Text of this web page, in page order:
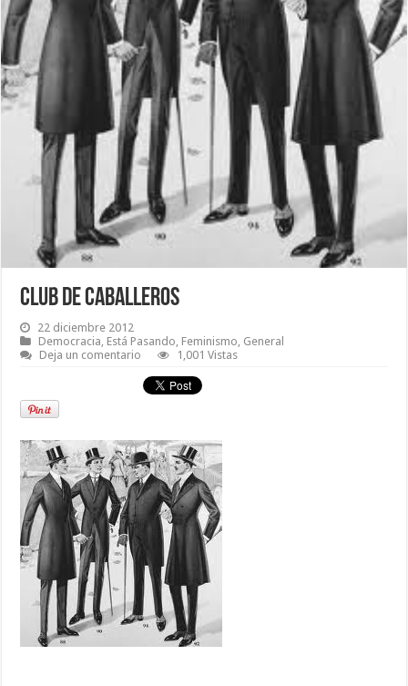
Club de caballeros
22 diciembre 2012
Democracia Está Pasando Feminismo General
Deja un comentario
1,001 Vistas